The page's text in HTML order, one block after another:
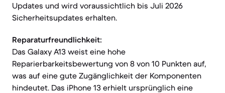
Updates und wird voraussichtlich bis Juli 2026
Sicherheitsupdates erhalten.
Reparaturfreundlichkeit:
Das Galaxy A13 weist eine hohe
Reparierbarkeitsbewertung von 8 von 10 Punkten auf,
was auf eine gute Zugänglichkeit der Komponenten
hindeutet. Das iPhone 13 erhielt ursprünglich eine